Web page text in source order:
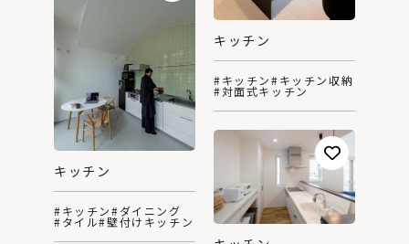
キッチン
#キッチン#キッチン収納
#対面式キッチン
キッチン
#キッチン#ダイニング
#タイル#壁付けキッチン